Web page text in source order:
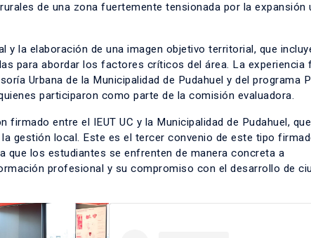
de una zona fuertemente tensionada por la expansión
la elaboración de una imagen objetivo territorial, que
para abordar los factores críticos del área. La experiencia
Urbana de la Municipalidad de Pudahuel y del programa
participaron como parte de la comisión evaluadora.
entre el IEUT UC y la Municipalidad de Pudahuel,
gestión local. Este es el tercer convenio de este tipo
que los estudiantes se enfrenten de manera concreta a
profesional y su compromiso con el desarrollo de